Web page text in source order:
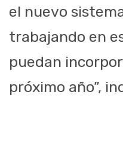
el nuevo
trabajando en
puedan
próximo año”,